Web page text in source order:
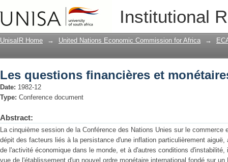
Institutional
Les questions financières et
UnisaIR Home → United Nations Economic Commission for Africa →
Les questions financières et
Date: 1982-12
Type: Conference document
Abstract:
La cinquième session de la Conférence des Nations Unies sur le commerce
dépit des facteurs liés à la persistance d'une inflation particulièrement
de l'activité économique dans le monde, et à d'autres conditions
vue de l'établissement d'un nouvel ordre monétaire international fondé sur